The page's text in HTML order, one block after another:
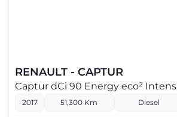
RENAULT - CAPTUR
Captur dCi 90 Energy eco² Intens
2017 51,300 Km Diesel